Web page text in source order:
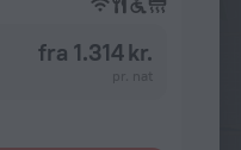
fra 1.314 kr.